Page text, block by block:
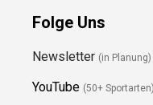
Folge Uns
Newsletter (in Planung)
YouTube (50+ Sportarten)